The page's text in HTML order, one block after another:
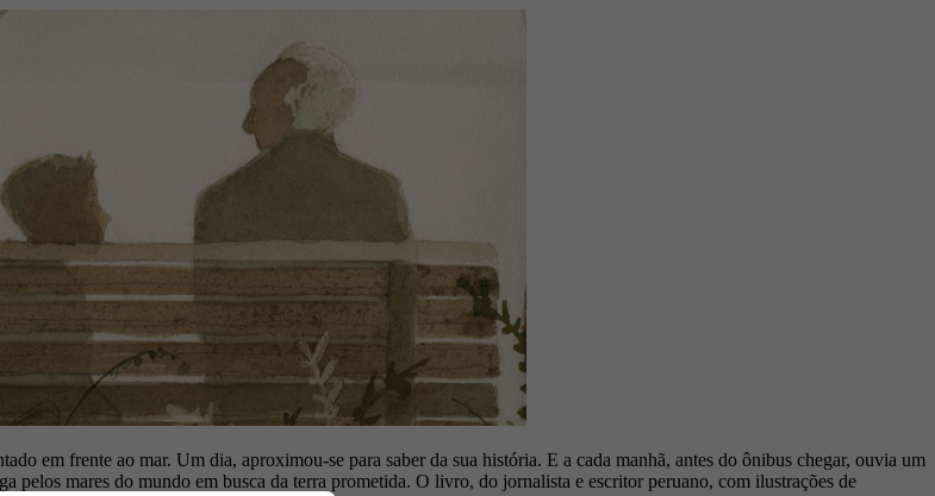
em frente ao mar. Um dia, aproximou-se para saber da sua história. E a cada manhã, antes do ônibus chegar, ouvia um
pelos mares do mundo em busca da terra prometida. O livro, do jornalista e escritor peruano, com ilustrações de